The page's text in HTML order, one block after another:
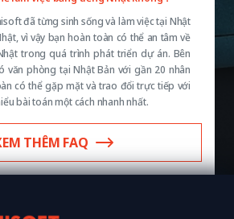
đã từng sinh sống và làm việc tại Nhật
vì vậy bạn hoàn toàn có thể an tâm về
trong quá trình phát triển dự án. Bên
văn phòng tại Nhật Bản với gần 20 nhân
có thể gặp mặt và trao đổi trực tiếp với
bài toán một cách nhanh nhất.
THÊM FAQ